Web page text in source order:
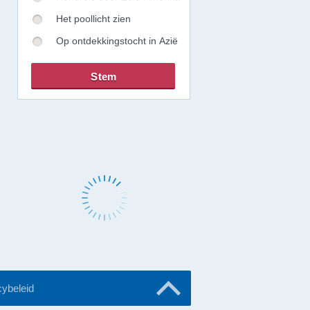
Het poollicht zien
Op ontdekkingstocht in Azië